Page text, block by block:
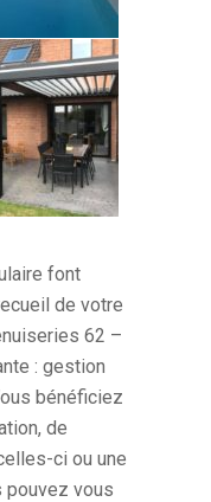
font
de votre
62 –
: gestion
bénéficiez
de
ci ou une
pouvez vous